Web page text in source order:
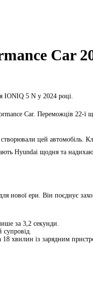
Car
IONIQ 5 N у 2024 році.
Car. Переможців 22-ї
цей автомобіль.
Hyundai щодня та
нової ери. Він поєднує
за 3,2 секунди.
супровід.
18 хвилин із зарядним